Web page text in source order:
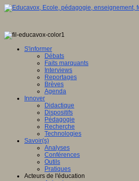
S'informer
Débats
Faits marquants
Interviews
Reportages
Brèves
Agenda
Innover
Didactique
Dispositifs
Pédagogie
Recherche
Technologies
Savoir(s)
Analyses
Conférences
Outils
Pratiques
Acteurs de l'éducation